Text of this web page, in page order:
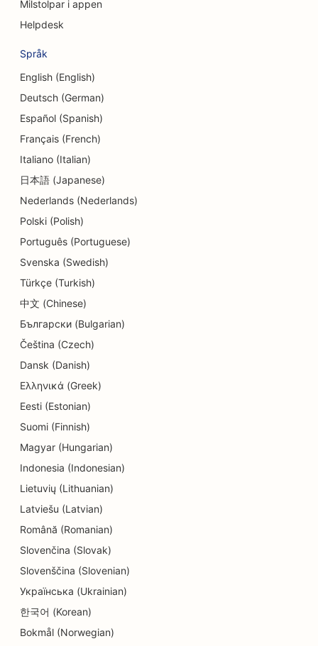
SEO för cupcakebutiker
SEO för daghem
SEO för skuldrådgivningstjänster
SEO för tandläkarmottagningar
SEO för delikatessbutiker
SEO för matgäster
SEO för detaljhandelsbutiker
SEO för donutbutiker
SEO för utbildnings- och barnomsorgstjänster
SEO för kemtvättar
SEO för elektronikbutiker
SEO för endodontister
SEO för ingenjörsbyråer
EO för etniska restauranger
SEO för Escape Rooms
SEO för Facelift-tjänster
SEO för restauranger från jord till bord
SEO för finansiella planerare
Milstolpar i appen
Helpdesk
Språk
English (English)
Deutsch (German)
Español (Spanish)
Français (French)
Italiano (Italian)
日本語 (Japanese)
Nederlands (Nederlands)
Polski (Polish)
Português (Portuguese)
Svenska (Swedish)
Türkçe (Turkish)
中文 (Chinese)
Български (Bulgarian)
Čeština (Czech)
Dansk (Danish)
Ελληνικά (Greek)
Eesti (Estonian)
Suomi (Finnish)
Magyar (Hungarian)
Indonesia (Indonesian)
Lietuvių (Lithuanian)
Latviešu (Latvian)
Română (Romanian)
Slovenčina (Slovak)
Slovenščina (Slovenian)
Українська (Ukrainian)
한국어 (Korean)
Bokmål (Norwegian)